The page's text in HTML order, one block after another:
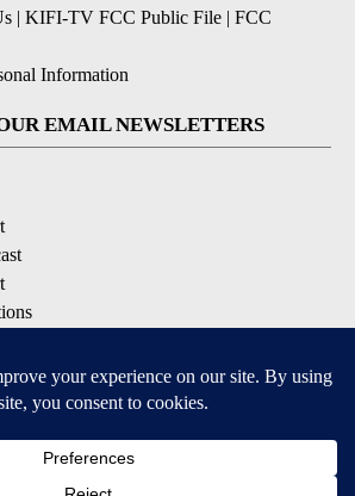
| KIFI-TV FCC Public File | FCC
Information
EMAIL NEWSLETTERS